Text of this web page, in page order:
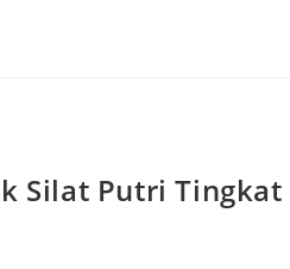
Silat Putri Tingkat